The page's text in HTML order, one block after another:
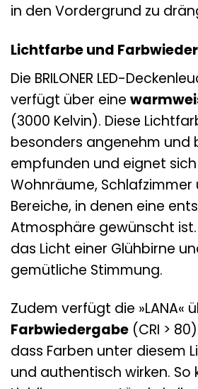
in den Vordergrund zu
Lichtfarbe und
Die BRILONER LED-
verfügt über eine
(3000 Kelvin). Diese
besonders angenehm und
empfunden und eignet
Wohnräume,
Bereiche, in denen eine
Atmosphäre gewünscht
das Licht einer Glühbirne
gemütliche Stimmung.
Zudem verfügt die »LANA«
Farbwiedergabe (CRI >
dass Farben unter diesem
und authentisch wirken. So